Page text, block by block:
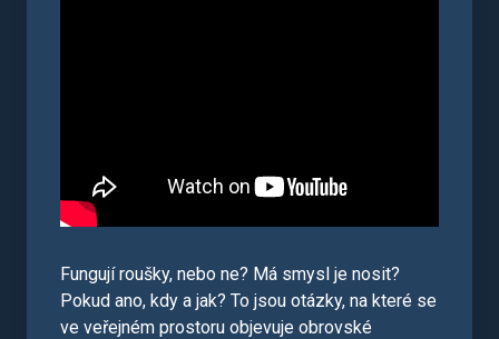
Fungují roušky, nebo ne? Má smysl je nosit?
Pokud ano, kdy a jak? To jsou otázky, na které se
ve veřejném prostoru objevuje obrovské